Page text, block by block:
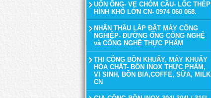
UỐN ỐNG- VE CHỎM CẦU- LỐC THÉP
HÌNH KHỔ LỚN CN- 0974 060 068.
NHẬN THẦU LẮP ĐẶT MÁY CÔNG
NGHIỆP- ĐƯỜNG ỐNG CÔNG NGHỆ
và CÔNG NGHỆ THỰC PHẨM
THI CÔNG BỒN KHUẤY, MÁY KHUẤY
HÓA CHẤT- BỒN INOX THỰC PHẨM,
VI SINH, BỒN BIA,COFFE, SỮA, MILK
CN